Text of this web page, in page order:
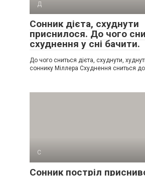
Д
Сонник дієта, схуднути
приснилося. До чого
схуднення у сні бачити.
До чого сниться дієта, схуднути,
соннику Міллера Схуднення сниться
С
Сонник постріл